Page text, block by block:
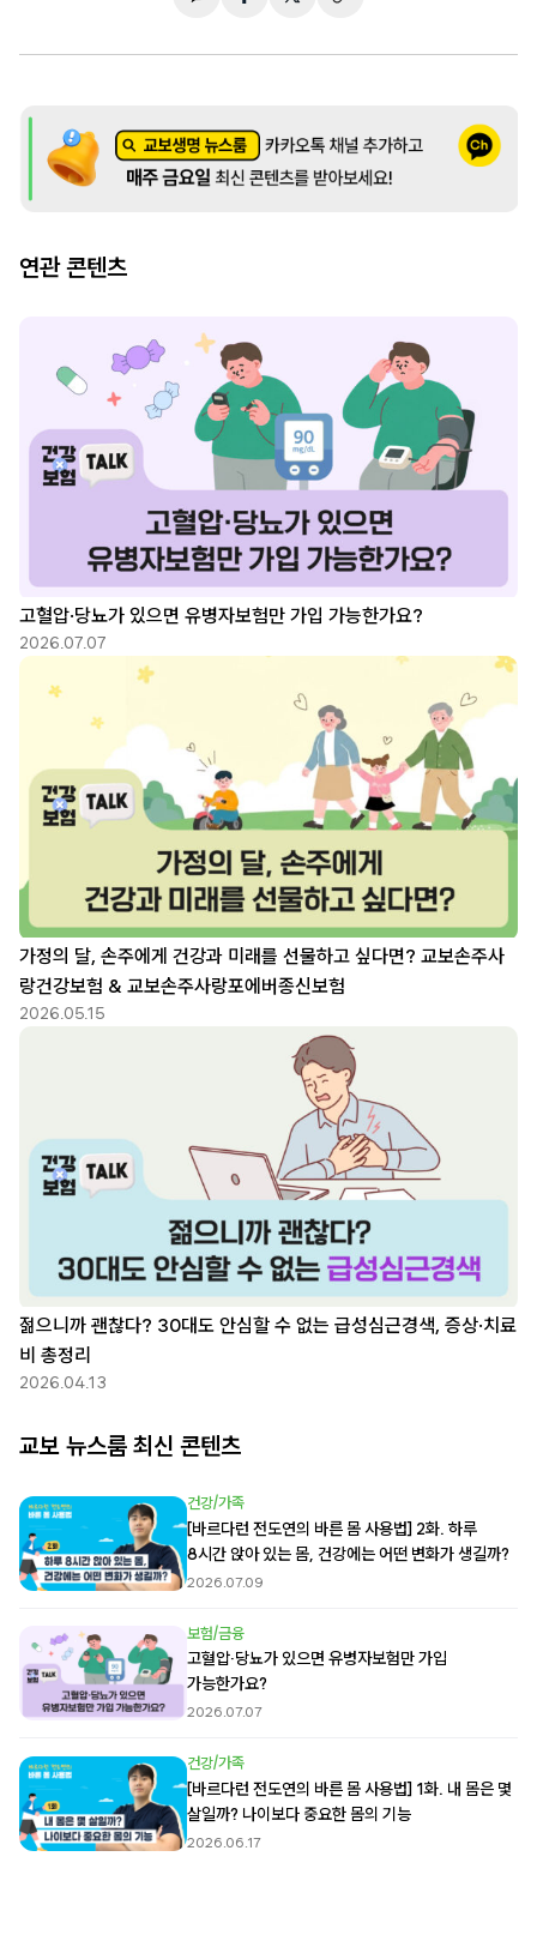
연관 콘텐츠
고혈압·당뇨가 있으면 유병자보험만 가입 가능한가요?
2026.07.07
가정의 달, 손주에게 건강과 미래를 선물하고 싶다면? 교보손주사
랑건강보험 & 교보손주사랑포에버종신보험
2026.05.15
젊으니까 괜찮다? 30대도 안심할 수 없는 급성심근경색, 증상·치료
비 총정리
2026.04.13
교보 뉴스룸 최신 콘텐츠
건강/가족
[바르다런 전도연의 바른 몸 사용법] 2화. 하루
8시간 앉아 있는 몸, 건강에는 어떤 변화가 생길까?
2026.07.09
보험/금융
고혈압·당뇨가 있으면 유병자보험만 가입
가능한가요?
2026.07.07
건강/가족
[바르다런 전도연의 바른 몸 사용법] 1화. 내 몸은 몇
살일까? 나이보다 중요한 몸의 기능
2026.06.17